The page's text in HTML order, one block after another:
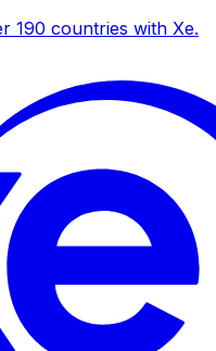
190 countries with Xe.